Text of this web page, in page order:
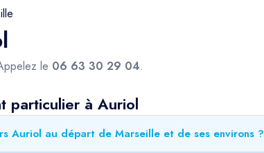
le 06 63 30 29 04.
particulier à Auriol
Auriol au départ de Marseille et de ses environs ?